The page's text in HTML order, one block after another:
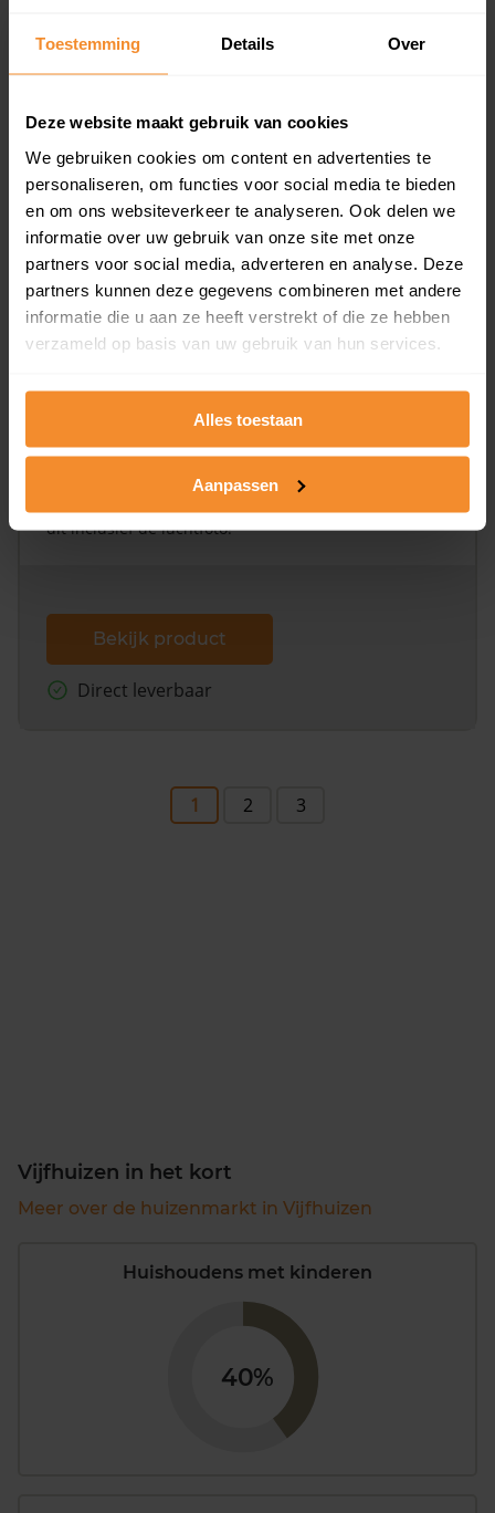
Toestemming Details Over
Deze website maakt gebruik van cookies
We gebruiken cookies om content en advertenties te
personaliseren, om functies voor social media te bieden
en om ons websiteverkeer te analyseren. Ook delen we
informatie over uw gebruik van onze site met onze
partners voor social media, adverteren en analyse. Deze
partners kunnen deze gegevens combineren met andere
informatie die u aan ze heeft verstrekt of die ze hebben
verzameld op basis van uw gebruik van hun services.
Alles toestaan
Aanpassen
Inclusief 1 jaar gratis updates
inclusief een jaar lang gratis updates van nieuwe
koopsommen.
Bekijk product
Direct leverbaar
Kadastrale kaart pakket
Alleen globale ligging perceel
Een uitgebreid overzicht van het perceel en
omliggende percelen met de kadastrale erfgrenzen,
dit inclusief de luchtfoto!
Bekijk product
Direct leverbaar
1 2 3
Vijfhuizen in het kort
Meer over de huizenmarkt in Vijfhuizen
Huishoudens met kinderen
40%